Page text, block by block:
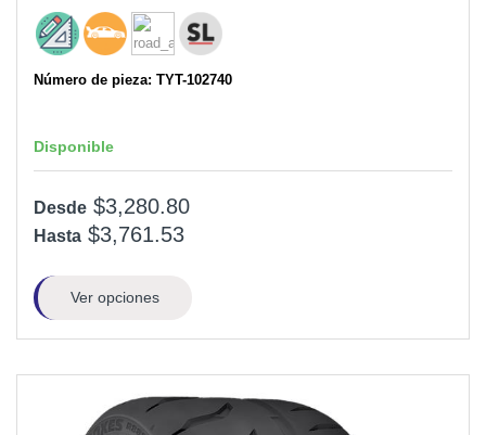
Número de pieza: TYT-102740
Disponible
Desde $3,280.80
Hasta $3,761.53
Ver opciones